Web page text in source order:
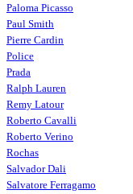
Paloma Picasso
Paul Smith
Pierre Cardin
Police
Prada
Ralph Lauren
Remy Latour
Roberto Cavalli
Roberto Verino
Rochas
Salvador Dali
Salvatore Ferragamo